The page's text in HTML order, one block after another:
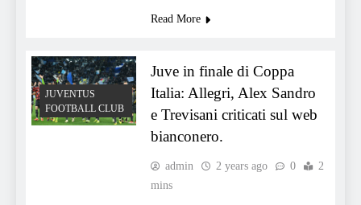
Read More
JUVENTUS
FOOTBALL CLUB
Juve in finale di Coppa
Italia: Allegri, Alex Sandro
e Trevisani criticati sul web
bianconero.
admin 2 years ago 0
2
mins